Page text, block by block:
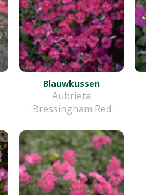
Blauwkussen
Aubrieta
'Bressingham Red'